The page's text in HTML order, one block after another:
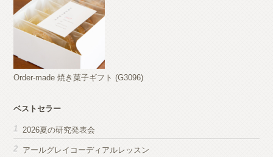
Order-made 焼き菓子ギフト (G3096)
ベストセラー
2026夏の研究発表会
アールグレイコーディアルレッスン